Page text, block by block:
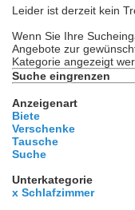
Leider ist derzeit kein
Wenn Sie Ihre
Angebote zur
Kategorie angezeigt
Suche eingrenzen
Anzeigenart
Biete
Verschenke
Tausche
Suche
Unterkategorie
x Schlafzimmer